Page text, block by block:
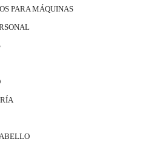
PARA MÁQUINAS